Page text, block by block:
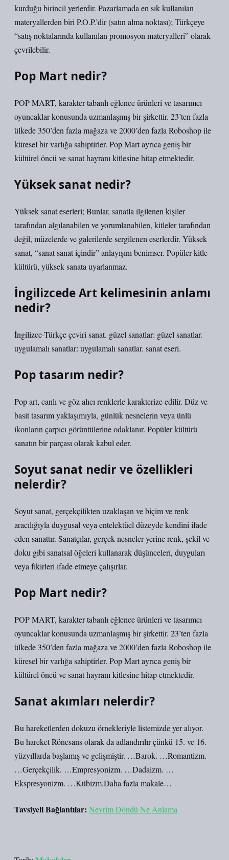
kurduğu birincil yerlerdir. Pazarlamada en sık kullanılan
materyallerden biri P.O.P.’dir (satın alma noktası); Türkçeye
“satış noktalarında kullanılan promosyon materyalleri” olarak
çevrilebilir.
Pop Mart nedir?
POP MART, karakter tabanlı eğlence ürünleri ve tasarımcı
oyuncaklar konusunda uzmanlaşmış bir şirkettir. 23’ten fazla
ülkede 350’den fazla mağaza ve 2000’den fazla Roboshop ile
küresel bir varlığa sahiptirler. Pop Mart ayrıca geniş bir
kültürel öncü ve sanat hayranı kitlesine hitap etmektedir.
Yüksek sanat nedir?
Yüksek sanat eserleri; Bunlar, sanatla ilgilenen kişiler
tarafından algılanabilen ve yorumlanabilen, kitleler tarafından
değil, müzelerde ve galerilerde sergilenen eserlerdir. Yüksek
sanat, “sanat sanat içindir” anlayışını benimser. Popüler kitle
kültürü, yüksek sanata uyarlanmaz.
İngilizcede Art kelimesinin anlamı
nedir?
İngilizce-Türkçe çeviri sanat. güzel sanatlar: güzel sanatlar.
uygulamalı sanatlar: uygulamalı sanatlar. sanat eseri.
Pop tasarım nedir?
Pop art, canlı ve göz alıcı renklerle karakterize edilir. Düz ve
basit tasarım yaklaşımıyla, günlük nesnelerin veya ünlü
ikonların çarpıcı görüntülerine odaklanır. Popüler kültürü
sanatın bir parçası olarak kabul eder.
Soyut sanat nedir ve özellikleri
nelerdir?
Soyut sanat, gerçekçilikten uzaklaşan ve biçim ve renk
aracılığıyla duygusal veya entelektüel düzeyde kendini ifade
eden sanattır. Sanatçılar, gerçek nesneler yerine renk, şekil ve
doku gibi sanatsal öğeleri kullanarak düşünceleri, duyguları
veya fikirleri ifade etmeye çalışırlar.
Pop Mart nedir?
POP MART, karakter tabanlı eğlence ürünleri ve tasarımcı
oyuncaklar konusunda uzmanlaşmış bir şirkettir. 23’ten fazla
ülkede 350’den fazla mağaza ve 2000’den fazla Roboshop ile
küresel bir varlığa sahiptirler. Pop Mart ayrıca geniş bir
kültürel öncü ve sanat hayranı kitlesine hitap etmektedir.
Sanat akımları nelerdir?
Bu hareketlerden dokuzu örnekleriyle listemizde yer alıyor.
Bu hareket Rönesans olarak da adlandırılır çünkü 15. ve 16.
yüzyıllarda başlamış ve gelişmiştir. …Barok. …Romantizm.
…Gerçekçilik. …Empresyonizm. …Dadaizm. …
Ekspresyonizm. …Kübizm.Daha fazla makale…
Tavsiyeli Bağlantılar: Nevrim Döndü Ne Anlama